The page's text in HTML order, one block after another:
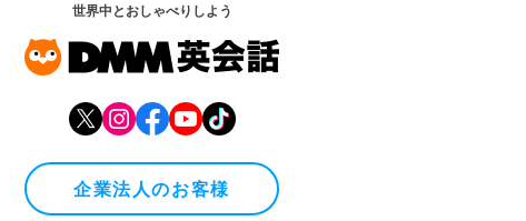
世界中とおしゃべりしよう
企業法人のお客様